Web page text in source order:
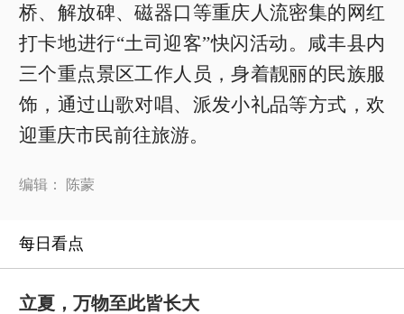
桥、解放碑、磁器口等重庆人流密集的网红
打卡地进行“土司迎客”快闪活动。咸丰县内
三个重点景区工作人员，身着靓丽的民族服
饰，通过山歌对唱、派发小礼品等方式，欢
迎重庆市民前往旅游。
编辑： 陈蒙
每日看点
立夏，万物至此皆长大